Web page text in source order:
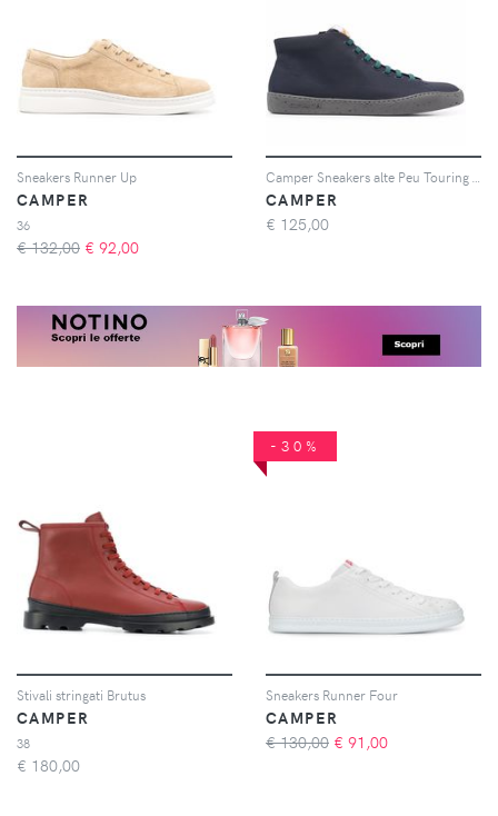
Sneakers Runner Up
CAMPER
36
€ 132,00 € 92,00
CAMPER
€ 125,00
Stivali stringati Brutus
CAMPER
38
€ 180,00
-30%
Sneakers Runner Four
CAMPER
€ 130,00 € 91,00